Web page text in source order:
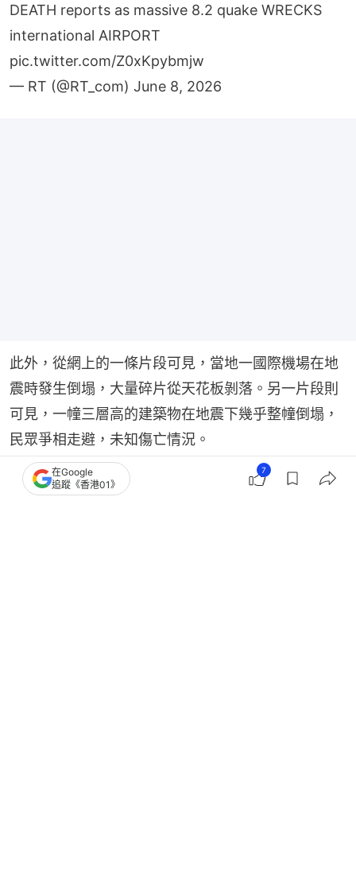
DEATH reports as massive 8.2 quake WRECKS
international AIRPORT
pic.twitter.com/Z0xKpybmjw
— RT (@RT_com) June 8, 2026
此外，從網上的一條片段可見，當地一國際機場在地
震時發生倒塌，大量碎片從天花板剝落。另一片段則
可見，一幢三層高的建築物在地震下幾乎整幢倒塌，
民眾爭相走避，未知傷亡情況。
菲律賓棉蘭老島7.8級地震 最少32死 橋樑斷裂多人
在Google
追蹤《香港01》
7